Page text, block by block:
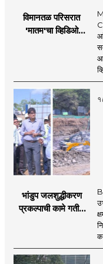
need for
determine a
that is
the new era,
'smart'
journalism
be the side of
विमानतळ परिसरात
'मातम'चा व्हिडिओ
भांडुप जलशुद्धीकरण
प्रकल्पाची कामे गतीने